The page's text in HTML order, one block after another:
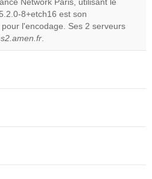
Do you
own this
OK
Network Paris, utilisant le
8+etch16 est son
l'encodage. Ses 2 serveurs
.